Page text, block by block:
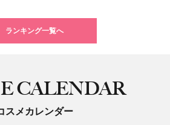
ランキング一覧へ
CALENDAR
スメカレンダー